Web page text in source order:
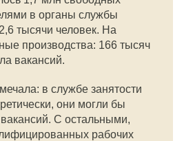
в органы службы
тысячи человек. На
производства: 166 тысяч
вакансий.
в службе занятости
они могли бы
С остальными,
рабочих